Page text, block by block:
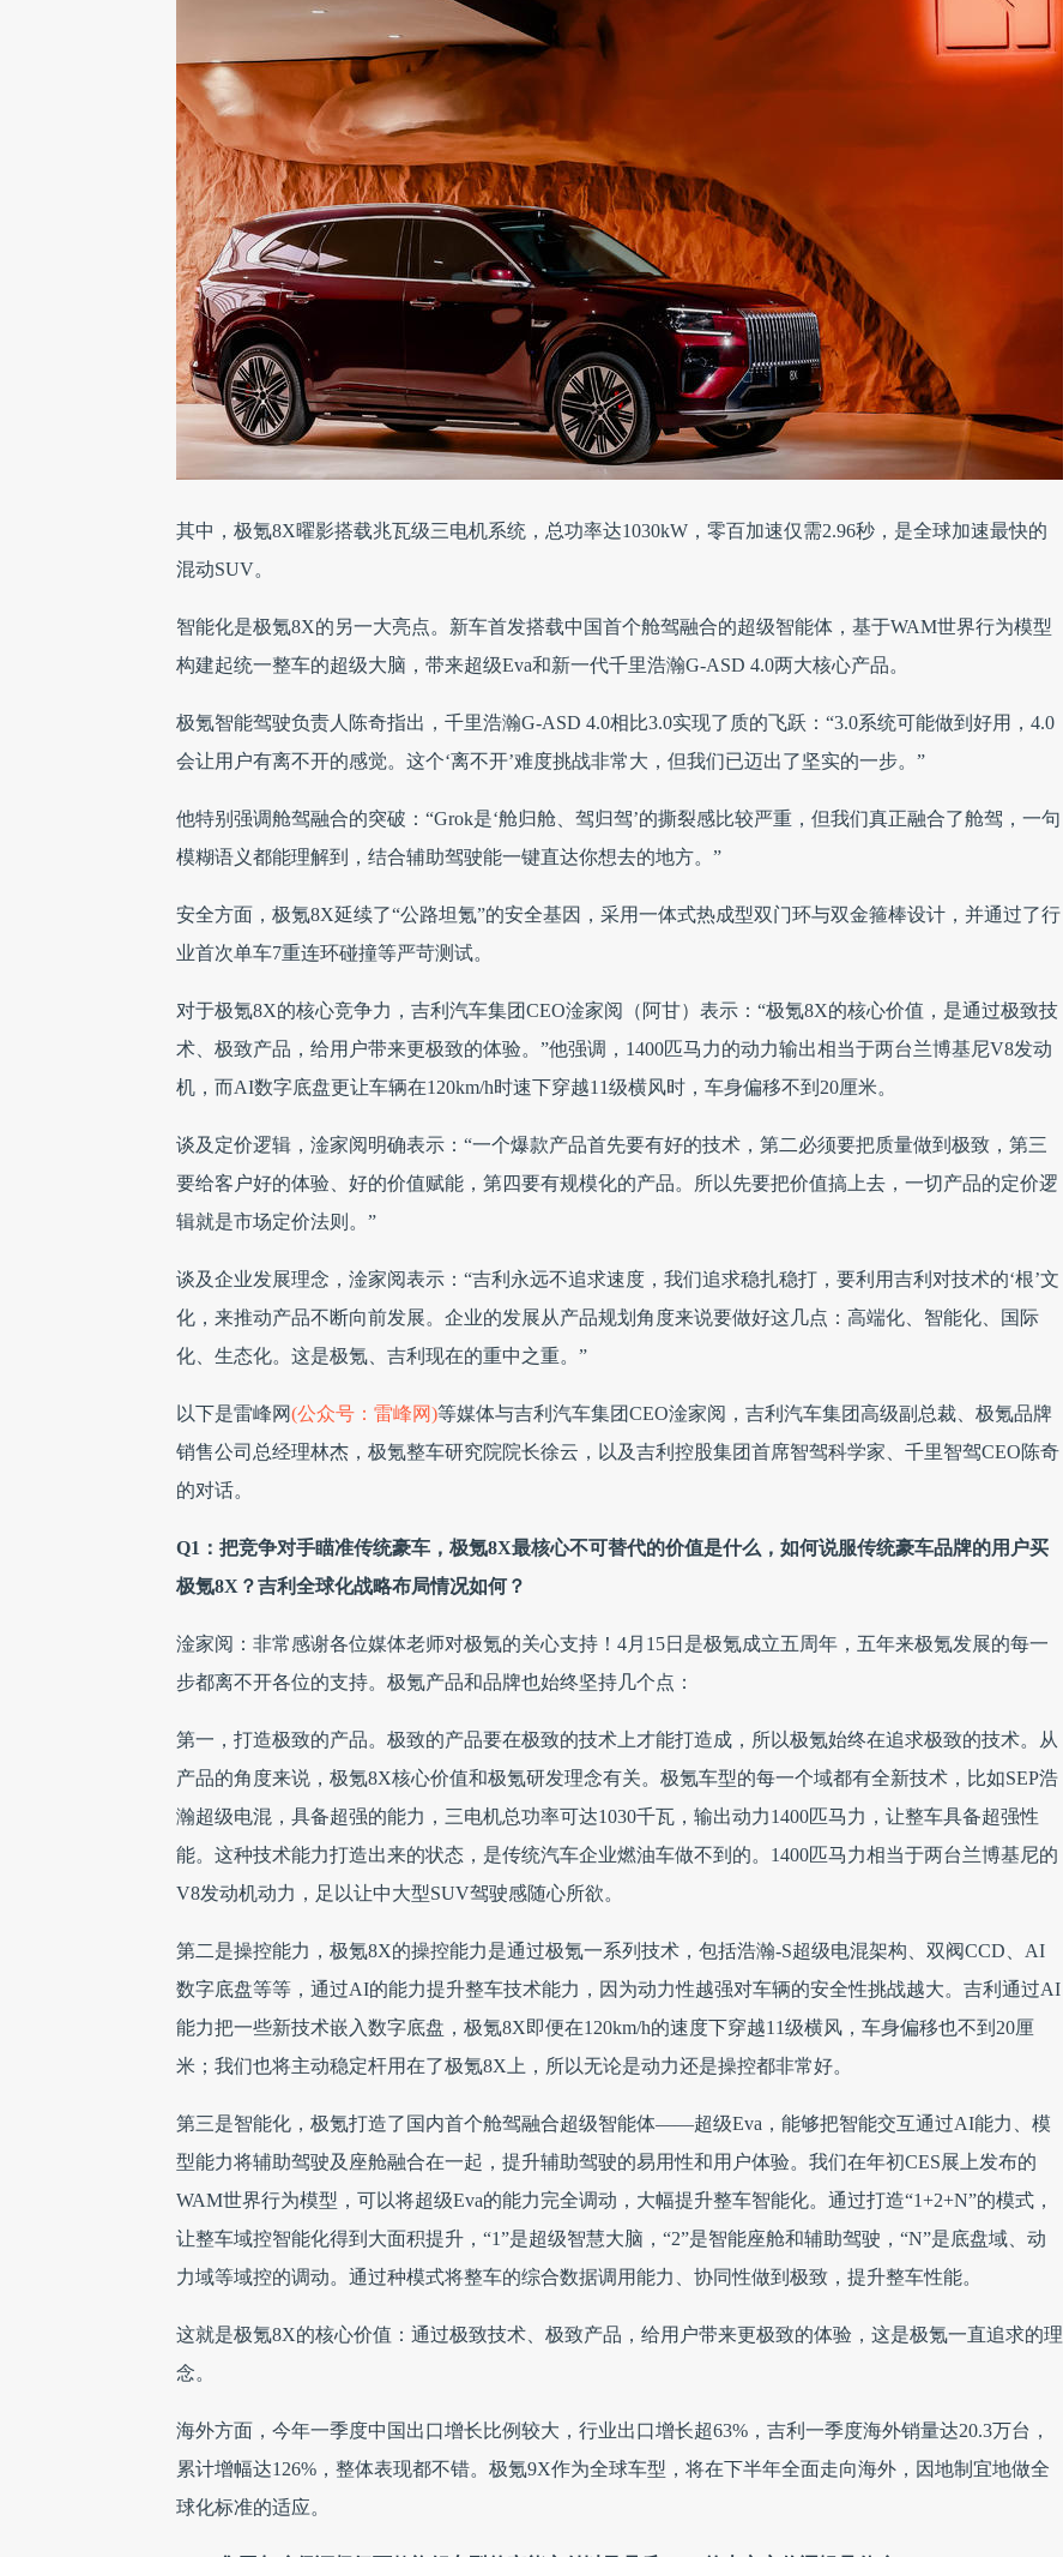
其中，极氪8X曜影搭载兆瓦级三电机系统，总功率达1030kW，零百加速仅需2.96秒，是全球加速最快的
混动SUV。
智能化是极氪8X的另一大亮点。新车首发搭载中国首个舱驾融合的超级智能体，基于WAM世界行为模型
构建起统一整车的超级大脑，带来超级Eva和新一代千里浩瀚G-ASD 4.0两大核心产品。
极氪智能驾驶负责人陈奇指出，千里浩瀚G-ASD 4.0相比3.0实现了质的飞跃：“3.0系统可能做到好用，4.0
会让用户有离不开的感觉。这个‘离不开’难度挑战非常大，但我们已迈出了坚实的一步。”
他特别强调舱驾融合的突破：“Grok是‘舱归舱、驾归驾’的撕裂感比较严重，但我们真正融合了舱驾，一句
模糊语义都能理解到，结合辅助驾驶能一键直达你想去的地方。”
安全方面，极氪8X延续了“公路坦氪”的安全基因，采用一体式热成型双门环与双金箍棒设计，并通过了行
业首次单车7重连环碰撞等严苛测试。
对于极氪8X的核心竞争力，吉利汽车集团CEO淦家阅（阿甘）表示：“极氪8X的核心价值，是通过极致技
术、极致产品，给用户带来更极致的体验。”他强调，1400匹马力的动力输出相当于两台兰博基尼V8发动
机，而AI数字底盘更让车辆在120km/h时速下穿越11级横风时，车身偏移不到20厘米。
谈及定价逻辑，淦家阅明确表示：“一个爆款产品首先要有好的技术，第二必须要把质量做到极致，第三
要给客户好的体验、好的价值赋能，第四要有规模化的产品。所以先要把价值搞上去，一切产品的定价逻
辑就是市场定价法则。”
谈及企业发展理念，淦家阅表示：“吉利永远不追求速度，我们追求稳扎稳打，要利用吉利对技术的‘根’文
化，来推动产品不断向前发展。企业的发展从产品规划角度来说要做好这几点：高端化、智能化、国际
化、生态化。这是极氪、吉利现在的重中之重。”
以下是雷峰网(公众号：雷峰网)等媒体与吉利汽车集团CEO淦家阅，吉利汽车集团高级副总裁、极氪品牌
销售公司总经理林杰，极氪整车研究院院长徐云，以及吉利控股集团首席智驾科学家、千里智驾CEO陈奇
的对话。
Q1：把竞争对手瞄准传统豪车，极氪8X最核心不可替代的价值是什么，如何说服传统豪车品牌的用户买
极氪8X？吉利全球化战略布局情况如何？
淦家阅：非常感谢各位媒体老师对极氪的关心支持！4月15日是极氪成立五周年，五年来极氪发展的每一
步都离不开各位的支持。极氪产品和品牌也始终坚持几个点：
第一，打造极致的产品。极致的产品要在极致的技术上才能打造成，所以极氪始终在追求极致的技术。从
产品的角度来说，极氪8X核心价值和极氪研发理念有关。极氪车型的每一个域都有全新技术，比如SEP浩
瀚超级电混，具备超强的能力，三电机总功率可达1030千瓦，输出动力1400匹马力，让整车具备超强性
能。这种技术能力打造出来的状态，是传统汽车企业燃油车做不到的。1400匹马力相当于两台兰博基尼的
V8发动机动力，足以让中大型SUV驾驶感随心所欲。
第二是操控能力，极氪8X的操控能力是通过极氪一系列技术，包括浩瀚-S超级电混架构、双阀CCD、AI
数字底盘等等，通过AI的能力提升整车技术能力，因为动力性越强对车辆的安全性挑战越大。吉利通过AI
能力把一些新技术嵌入数字底盘，极氪8X即便在120km/h的速度下穿越11级横风，车身偏移也不到20厘
米；我们也将主动稳定杆用在了极氪8X上，所以无论是动力还是操控都非常好。
第三是智能化，极氪打造了国内首个舱驾融合超级智能体——超级Eva，能够把智能交互通过AI能力、模
型能力将辅助驾驶及座舱融合在一起，提升辅助驾驶的易用性和用户体验。我们在年初CES展上发布的
WAM世界行为模型，可以将超级Eva的能力完全调动，大幅提升整车智能化。通过打造“1+2+N”的模式，
让整车域控智能化得到大面积提升，“1”是超级智慧大脑，“2”是智能座舱和辅助驾驶，“N”是底盘域、动
力域等域控的调动。通过种模式将整车的综合数据调用能力、协同性做到极致，提升整车性能。
这就是极氪8X的核心价值：通过极致技术、极致产品，给用户带来更极致的体验，这是极氪一直追求的理
念。
海外方面，今年一季度中国出口增长比例较大，行业出口增长超63%，吉利一季度海外销量达20.3万台，
累计增幅达126%，整体表现都不错。极氪9X作为全球车型，将在下半年全面走向海外，因地制宜地做全
球化标准的适应。